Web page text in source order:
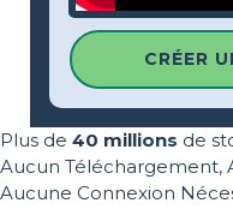
CRÉER
Plus de 40 millions de
Aucun Téléchargement,
Aucune Connexion